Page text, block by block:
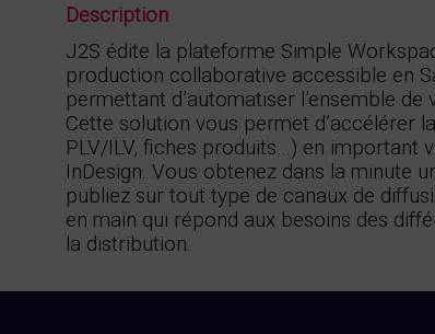
Description
J2S édite la plateforme Simple
production collaborative accessible en
permettant d’automatiser l’ensemble
Cette solution vous permet d’accélérer
PLV/ILV, fiches produits…) en important
InDesign. Vous obtenez dans la minute
publiez sur tout type de canaux de
en main qui répond aux besoins des
la distribution.